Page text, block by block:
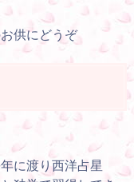
供にどうぞ
に渡り西洋占星